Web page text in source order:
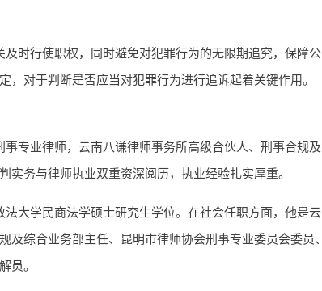
时行使职权，同时避免对犯罪行为的无限期追究，保障公
对于判断是否应当对犯罪行为进行追诉起着关键作用。
事专业律师，云南八谦律师事务所高级合伙人、刑事合规及
务与律师执业双重资深阅历，执业经验扎实厚重。
大学民商法学硕士研究生学位。在社会任职方面，他是云
及综合业务部主任、昆明市律师协会刑事专业委员会委员
员。